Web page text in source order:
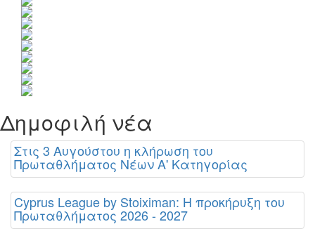
Δημοφιλή νέα
Στις 3 Αυγούστου η κλήρωση του
Πρωταθλήματος Νέων Α' Κατηγορίας
Cyprus League by Stoiximan: Η προκήρυξη του
Πρωταθλήματος 2026 - 2027